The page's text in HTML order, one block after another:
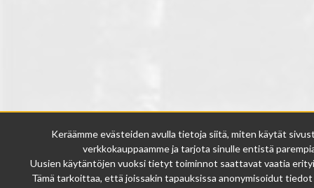
Keräämme evästeiden avulla tietoja siitä, miten käytät
verkkokauppaamme ja tarjota sinulle entistä
Uusien käytäntöjen vuoksi tietyt toiminnot saattavat vaatia
Tämä tarkoittaa, että joissakin tapauksissa anonymisoidut